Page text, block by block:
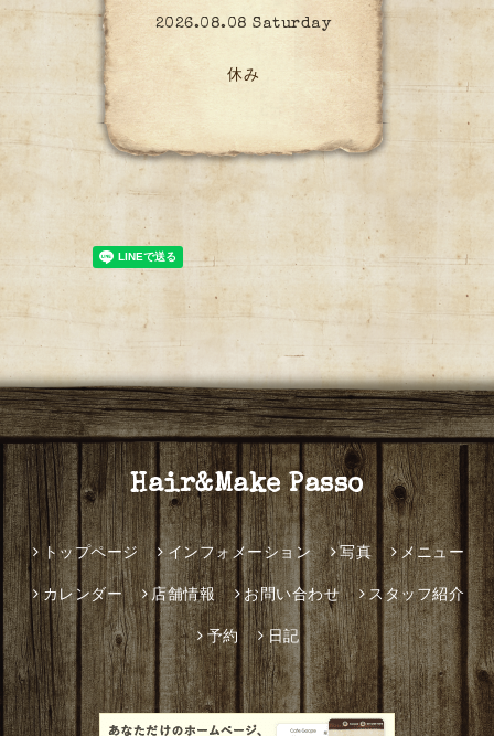
2026.08.08 Saturday
休み
Hair&Make Passo
トップページ インフォメーション 写真 メニュー
カレンダー 店舗情報 お問い合わせ スタッフ紹介
予約 日記